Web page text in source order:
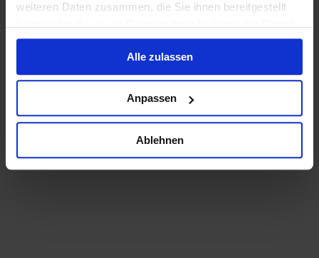
weiteren Daten zusammen, die Sie ihnen bereitgestellt
gesammelt haben.
Alle zulassen
Anpassen
Ablehnen